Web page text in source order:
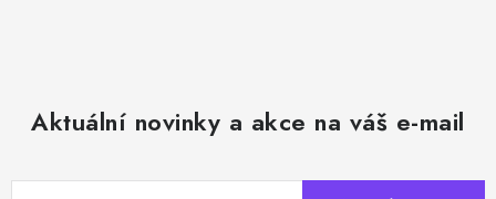
Aktuální novinky a akce na váš e-mail